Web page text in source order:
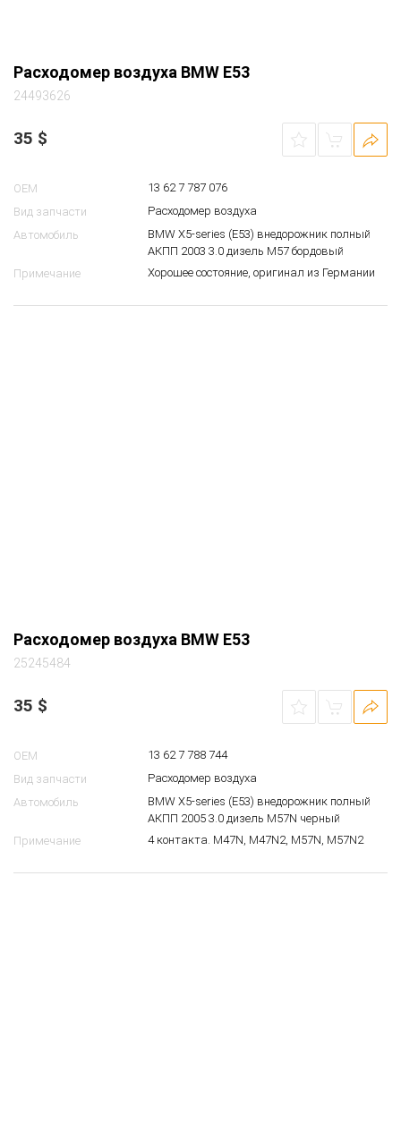
Расходомер воздуха BMW E53
24493626
35 $
OEM
13 62 7 787 076
Вид запчасти
Расходомер воздуха
Автомобиль
BMW X5-series (E53) внедорожник полный
АКПП 2003 3.0 дизель M57 бордовый
Примечание
Хорошее состояние, оригинал из Германии
Расходомер воздуха BMW E53
25245484
35 $
OEM
13 62 7 788 744
Вид запчасти
Расходомер воздуха
Автомобиль
BMW X5-series (E53) внедорожник полный
АКПП 2005 3.0 дизель M57N черный
Примечание
4 контакта. M47N, M47N2, M57N, M57N2